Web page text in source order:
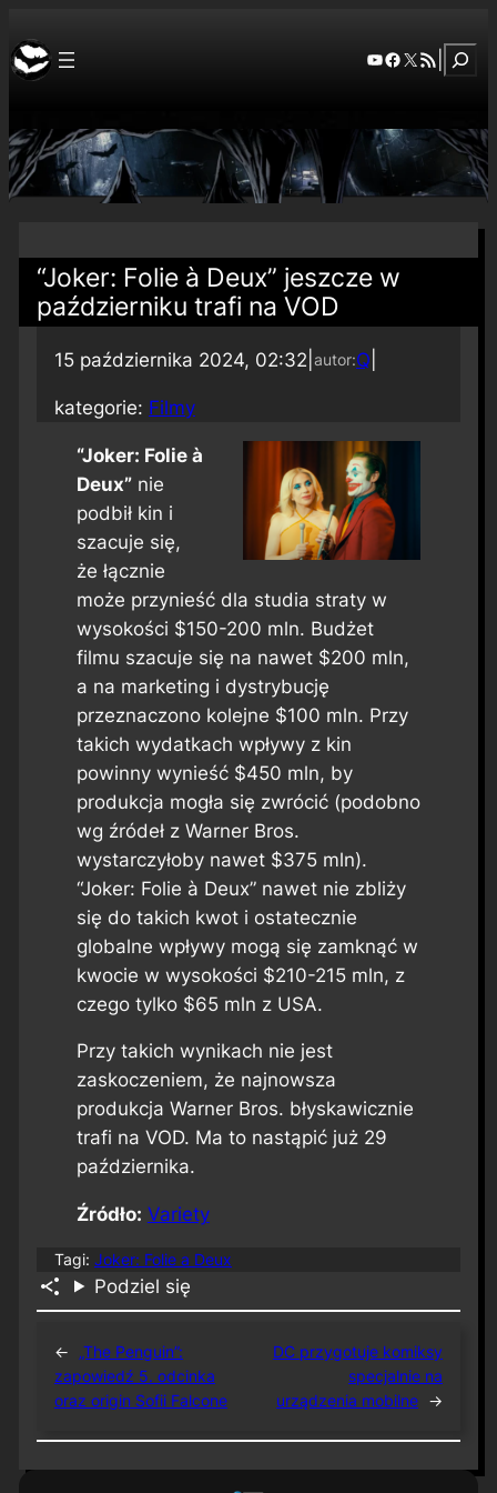
YouTube
Facebook
X RSS Feed
“Joker: Folie à Deux” jeszcze w
październiku trafi na VOD
15 października 2024, 02:32 autor:Q
kategorie: Filmy
“Joker: Folie à
Deux”nie
podbił kin i
szacuje się,
że łącznie
może przynieść dla studia straty w
wysokości $150-200 mln. Budżet
filmu szacuje się na nawet $200 mln,
a na marketing i dystrybucję
przeznaczono kolejne $100 mln. Przy
takich wydatkach wpływy z kin
powinny wynieść $450 mln, by
produkcja mogła się zwrócić (podobno
wg źródeł z Warner Bros.
wystarczyłoby nawet $375 mln).
“Joker: Folie à Deux” nawet nie zbliży
się do takich kwot i ostatecznie
globalne wpływy mogą się zamknąć w
kwocie w wysokości $210-215 mln, z
czego tylko $65 mln z USA.
Przy takich wynikach nie jest
zaskoczeniem, że najnowsza
produkcja Warner Bros. błyskawicznie
trafi na VOD. Ma to nastąpić już 29
października.
Źródło: Variety
Tagi: Joker: Folie a Deux
Podziel się
←
„The Penguin”:
zapowiedź 5. odcinka
oraz origin Sofii Falcone
DC przygotuje komiksy
specjalnie na
urządzenia mobilne →